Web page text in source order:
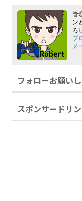
管
ン
ろ
プ
メ
フォローお願い
スポンサードリ